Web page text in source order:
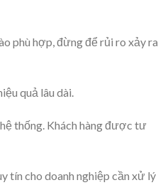
phù hợp, đừng để rủi ro xảy ra
quả lâu dài.
thống. Khách hàng được tư
tín cho doanh nghiệp cần xử lý